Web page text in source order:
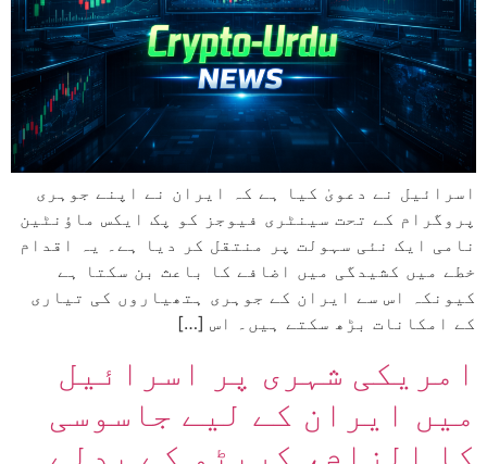
اسرائیل نے دعویٰ کیا ہے کہ ایران نے اپنے جوہری
پروگرام کے تحت سینٹری فیوجز کو پک ایکس ماؤنٹین
نامی ایک نئی سہولت پر منتقل کر دیا ہے۔ یہ اقدام
خطے میں کشیدگی میں اضافے کا باعث بن سکتا ہے
کیونکہ اس سے ایران کے جوہری ہتھیاروں کی تیاری
کے امکانات بڑھ سکتے ہیں۔ اس […]
امریکی شہری پر اسرائیل
میں ایران کے لیے جاسوسی
کا الزام، کرپٹو کے بدلے